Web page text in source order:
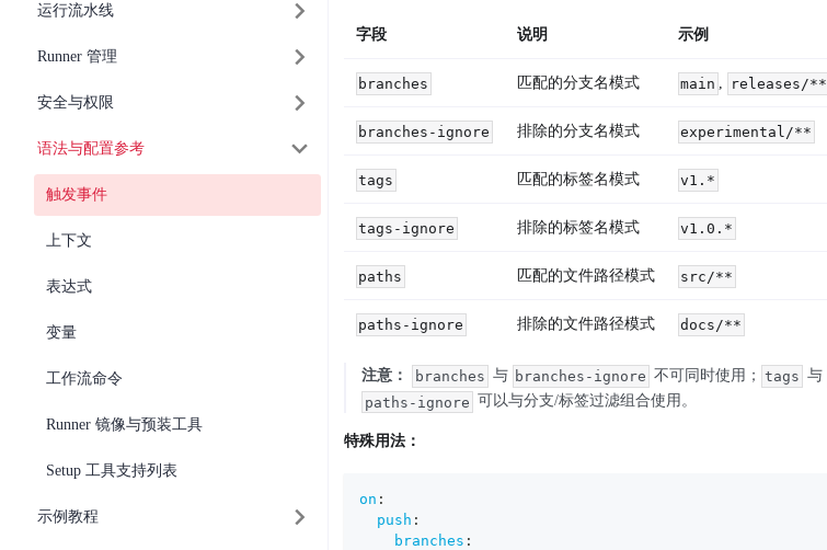
运行流水线
Runner 管理
安全与权限
语法与配置参考
触发事件
上下文
表达式
变量
工作流命令
Runner 镜像与预装工具
Setup 工具支持列表
示例教程
字段 说明 示例
branches 匹配的分支名模式 main releases/**
branches-ignore 排除的分支名模式 experimental/**
tags 匹配的标签名模式 v1.*
tags-ignore 排除的标签名模式 v1.0.*
paths 匹配的文件路径模式 src/**
paths-ignore 排除的文件路径模式 docs/**
注意： branches 与 branches-ignore 不可同时使用； tags 与
paths-ignore 可以与分支/标签过滤组合使用。
特殊用法：
on :
push :
branches :